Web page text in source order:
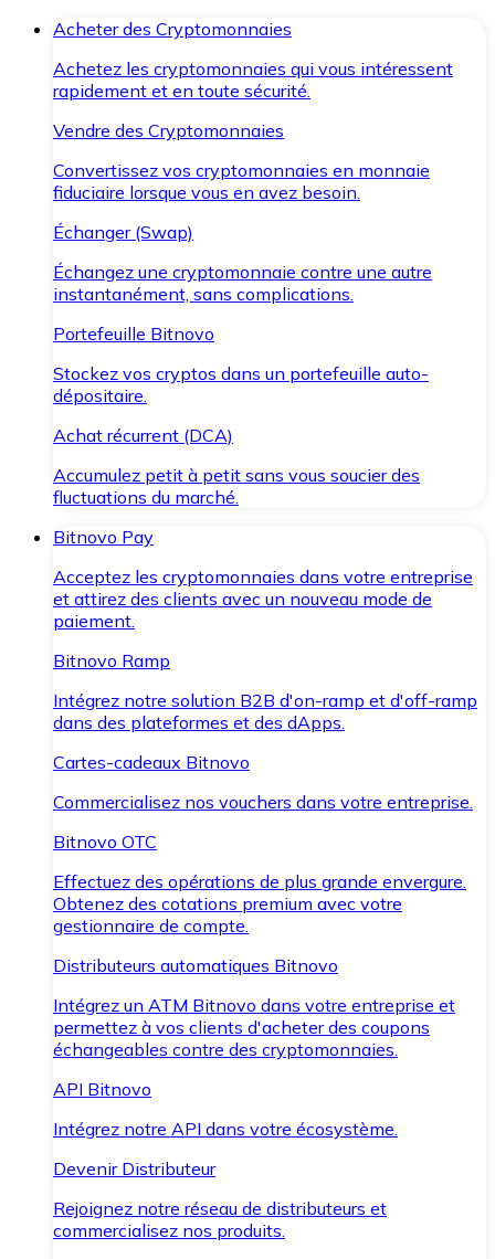
Acheter des Cryptomonnaies
Achetez les cryptomonnaies qui vous intéressent
rapidement et en toute sécurité.
Vendre des Cryptomonnaies
Convertissez vos cryptomonnaies en monnaie
fiduciaire lorsque vous en avez besoin.
Échanger (Swap)
Échangez une cryptomonnaie contre une autre
instantanément, sans complications.
Portefeuille Bitnovo
Stockez vos cryptos dans un portefeuille auto-
dépositaire.
Achat récurrent (DCA)
Accumulez petit à petit sans vous soucier des
fluctuations du marché.
Bitnovo Pay
Acceptez les cryptomonnaies dans votre entreprise
et attirez des clients avec un nouveau mode de
paiement.
Bitnovo Ramp
Intégrez notre solution B2B d'on-ramp et d'off-ramp
dans des plateformes et des dApps.
Cartes-cadeaux Bitnovo
Commercialisez nos vouchers dans votre entreprise.
Bitnovo OTC
Effectuez des opérations de plus grande envergure.
Obtenez des cotations premium avec votre
gestionnaire de compte.
Distributeurs automatiques Bitnovo
Intégrez un ATM Bitnovo dans votre entreprise et
permettez à vos clients d'acheter des coupons
échangeables contre des cryptomonnaies.
API Bitnovo
Intégrez notre API dans votre écosystème.
Devenir Distributeur
Rejoignez notre réseau de distributeurs et
commercialisez nos produits.